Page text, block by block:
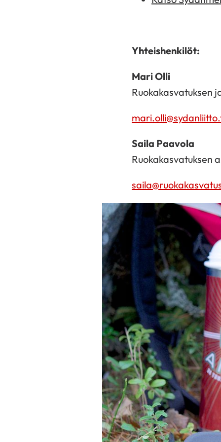
Yhteishenkilöt:
Mari Olli
Ruokakasvatuksen
Saila Paavola
Ruokakasvatuksen